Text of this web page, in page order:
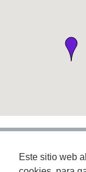
Este sitio web
Política de privacidad